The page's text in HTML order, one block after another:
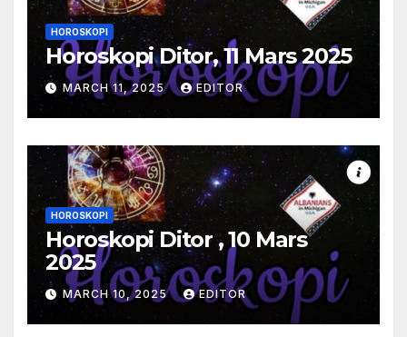
HOROSKOPI
Horoskopi Ditor, 11 Mars 2025
MARCH 11, 2025 EDITOR
HOROSKOPI
Horoskopi Ditor , 10 Mars
2025
MARCH 10, 2025 EDITOR